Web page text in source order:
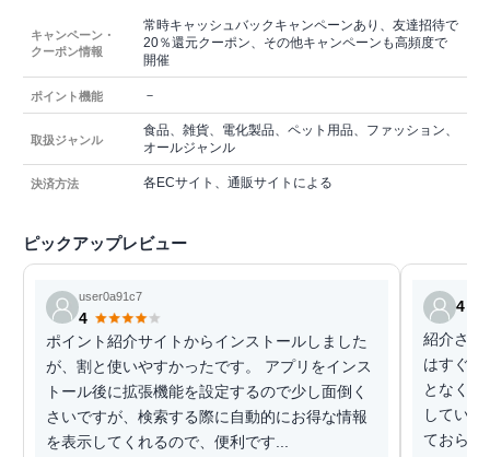
キャンペーン・
クーポン情報
常時キャッシュバックキャンペーンあり、友達招待で
20％還元クーポン、その他キャンペーンも高頻度で
開催
ポイント機能 －
取扱ジャンル
食品、雑貨、電化製品、ペット用品、ファッション、
オールジャンル
決済方法 各ECサイト、通販サイトによる
ピックアップレビュー
user0a91c7
4
ポイント紹介サイトからインストールしました
が、割と使いやすかったです。 アプリをインス
トール後に拡張機能を設定するので少し面倒く
さいですが、検索する際に自動的にお得な情報
を表示してくれるので、便利です...
4
紹介され
はすぐ消
となく
してい
ておらず